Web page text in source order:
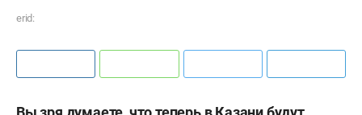
erid: